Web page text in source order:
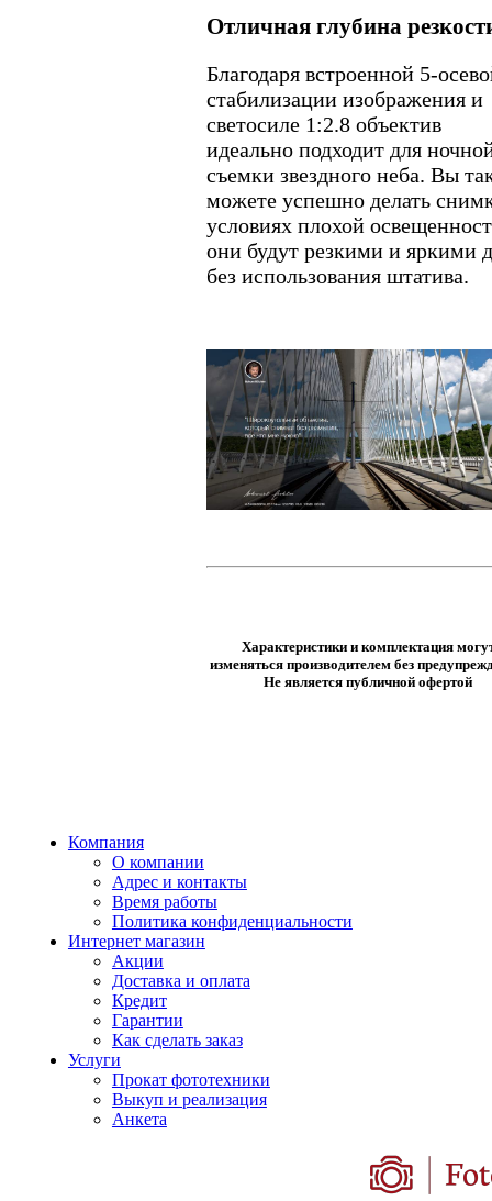
Отличная глубина
Благодаря встроенной 5-
стабилизации изображения и
светосиле 1:2.8 объектив
идеально подходит для
съемки звездного неба. Вы
можете успешно делать
условиях плохой
они будут резкими и яркими
без использования штатива.
Характеристики и комплектация
изменяться производителем без
Не является публичной офертой
Компания
О компании
Адрес и контакты
Время работы
Политика конфиденциальности
Интернет магазин
Акции
Доставка и оплата
Кредит
Гарантии
Как сделать заказ
Услуги
Прокат фототехники
Выкуп и реализация
Анкета